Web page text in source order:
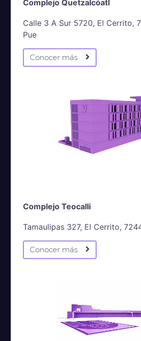
Complejo Quetzalcóatl
Calle 3 A Sur 5720, El Cerrito,
Pue
Conocer más
Complejo Teocalli
Tamaulipas 327, El Cerrito,
Conocer más